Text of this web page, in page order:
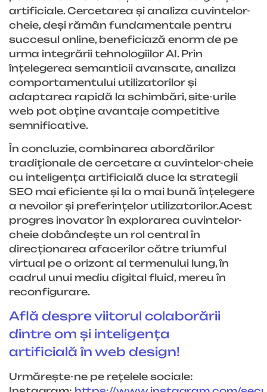
artificiale. Cercetarea și analiza cuvintelor-
cheie, deși rămân fundamentale pentru
succesul online, beneficiază enorm de pe
urma integrării tehnologiilor AI. Prin
înțelegerea semanticii avansate, analiza
comportamentului utilizatorilor și
adaptarea rapidă la schimbări, site-urile
web pot obține avantaje competitive
semnificative.
În concluzie, combinarea abordărilor
tradiționale de cercetare a cuvintelor-cheie
cu inteligența artificială duce la strategii
SEO mai eficiente și la o mai bună înțelegere
a nevoilor și preferințelor utilizatorilor.Acest
progres inovator în explorarea cuvintelor-
cheie dobândește un rol central în
direcționarea afacerilor către triumful
virtual pe o orizont al termenului lung, în
cadrul unui mediu digital fluid, mereu în
reconfigurare.
Află despre viitorul colaborării
dintre om și inteligența
artificială în web design!
Urmărește-ne pe rețelele sociale: